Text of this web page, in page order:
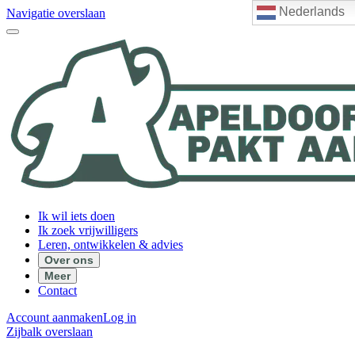
Nederlands
Navigatie overslaan
Ik wil iets doen
Ik zoek vrijwilligers
Leren, ontwikkelen & advies
Over ons
Meer
Contact
Account aanmakenLog in
Zijbalk overslaan